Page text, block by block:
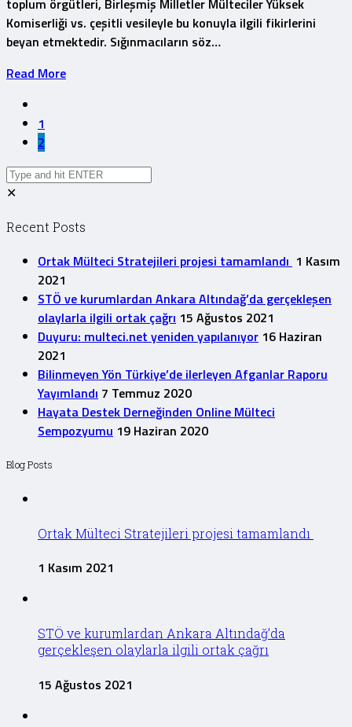
Komiserliği vs. çeşitli vesileyle bu konuyla ilgili fikirlerini
beyan etmektedir. Sığınmacıların söz…
Read More
1
2
✕
Recent Posts
Ortak Mülteci Stratejileri projesi tamamlandı 1 Kasım
2021
STÖ ve kurumlardan Ankara Altındağ’da gerçekleşen
olaylarla ilgili ortak çağrı 15 Ağustos 2021
Duyuru: multeci.net yeniden yapılanıyor 16 Haziran
2021
Bilinmeyen Yön Türkiye’de ilerleyen Afganlar Raporu
Yayımlandı 7 Temmuz 2020
Hayata Destek Derneğinden Online Mülteci
Sempozyumu 19 Haziran 2020
Blog Posts
Ortak Mülteci Stratejileri projesi tamamlandı
1 Kasım 2021
STÖ ve kurumlardan Ankara Altındağ’da
gerçekleşen olaylarla ilgili ortak çağrı
15 Ağustos 2021